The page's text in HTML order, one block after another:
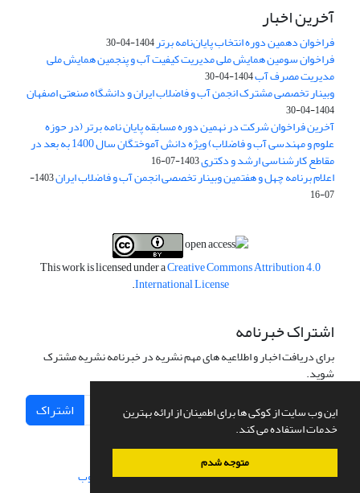
این وب سایت از کوکی ها برای اطمینان از ارائه بهترین
خدمات استفاده می کند.
متوجه شدم
آخرین اخبار
فراخوان دهمین دوره انتخاب پایان‌نامه برتر1404-04-30
فراخوان سومین همایش ملی مدیریت کیفیت آب و پنجمین همایش ملی
مدیریت مصرف آب1404-04-30
وبینار تخصصی مشترک انجمن آب و فاضلاب ایران و دانشگاه صنعتی اصفهان
1404-04-30
آخرین فراخوان شرکت در نهمین دوره مسابقه پایان نامه برتر (در حوزه
علوم و مهندسی آب و فاضلاب) ویژه دانش آموختگان سال 1400 به بعد در
مقاطع کارشناسی ارشد و دکتری1403-07-16
اعلام برنامه چهل و هفتمین وبینار تخصصی انجمن آب و فاضلاب ایران
1403-
07-16
This work is licensed under aCreative Commons Attribution 4.0
International License
.
اشتراک خبرنامه
برای دریافت اخبار و اطلاعیه های مهم نشریه در خبرنامه نشریه مشترک
شوید.
اشتراک
سامانه مدیریت نشریات علمی.طراحی و پیاده سازی از سیناوب